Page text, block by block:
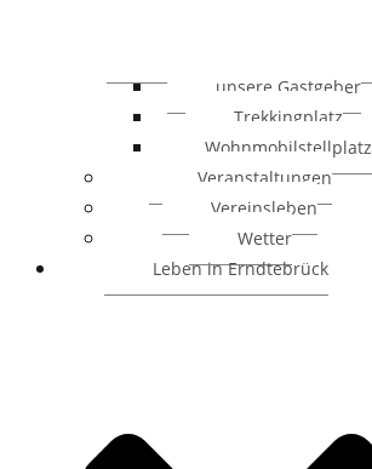
unsere Gastgeber
Trekkingplatz
Wohnmobilstellplatz
Veranstaltungen
Vereinsleben
Wetter
Leben in Erndtebrück